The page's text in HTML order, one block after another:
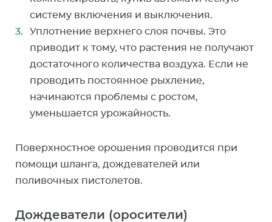
систему включения и выключения.
Уплотнение верхнего слоя почвы. Это
приводит к тому, что растения не получают
достаточного количества воздуха. Если не
проводить постоянное рыхление,
начинаются проблемы с ростом,
уменьшается урожайность.
Поверхностное орошения проводится при
помощи шланга, дождевателей или
поливочных пистолетов.
Дождеватели (оросители)